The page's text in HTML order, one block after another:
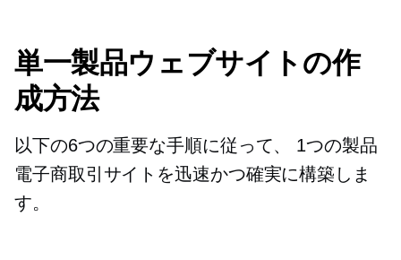
単一製品ウェブサイトの作
成方法
以下の6つの重要な手順に従って、 1つの製品
電子商取引サイトを迅速かつ確実に構築しま
す。